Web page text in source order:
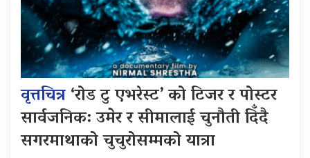
वृत्तचित्र‘रोड टु एभरेस्ट’ को टिजर र पोस्टर
सार्वजनिक: उमेर र सीमालाई चुनौती दिँदै
सगरमाथाको चुचुरोसम्मको यात्रा